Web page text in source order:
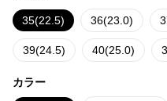
35(22.5) 36(23.0)
39(24.5) 40(25.0)
カラー